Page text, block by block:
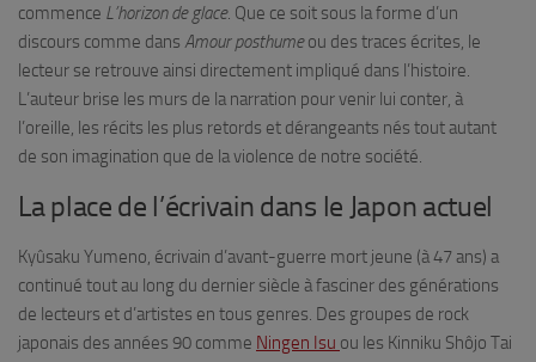
commence L’horizon de glace. Que ce soit sous la forme d’un
discours comme dans Amour posthumeou des traces écrites, le
lecteur se retrouve ainsi directement impliqué dans l’histoire.
L’auteur brise les murs de la narration pour venir lui conter, à
l’oreille, les récits les plus retords et dérangeants nés tout autant
de son imagination que de la violence de notre société.
La place de l’écrivain dans le Japon actuel
Kyûsaku Yumeno, écrivain d’avant-guerre mort jeune (à 47 ans) a
continué tout au long du dernier siècle à fasciner des générations
de lecteurs et d’artistes en tous genres. Des groupes de rock
japonais des années 90 comme Ningen Isu ou les Kinniku Shôjo Tai